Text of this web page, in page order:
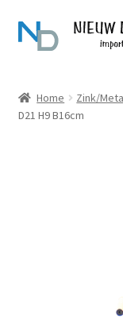
Ga
door
navigatie
Ga
naar
inhoud
Producten
Home Zink/
D21 H9 B16cm